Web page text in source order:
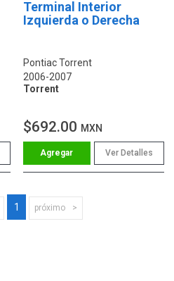
Terminal Interior
Izquierda o Derecha
Pontiac Torrent
2006-2007
Torrent
$692.00 MXN
Ver Detalles
1 próximo